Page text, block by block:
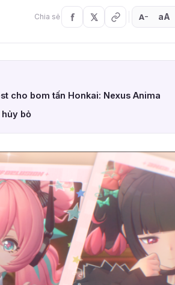
Chia sẻ A− aA
cho bom tấn Honkai: Nexus Anima
hủy bỏ